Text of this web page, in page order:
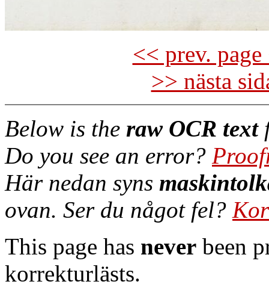
<< prev.
>> nästa
Below is the raw OCR text
Do you see an error?
Här nedan syns
ovan. Ser du något fel?
This page has never been
korrekturlästs.